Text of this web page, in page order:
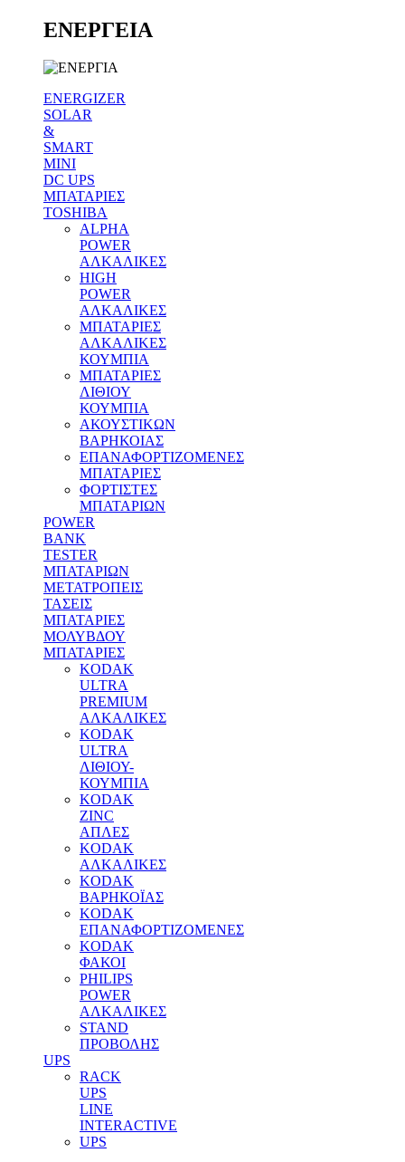
ΕΝΕΡΓΕΙΑ
ENERGIZER
SOLAR
&
SMART
MINI
DC UPS
MΠΑΤΑΡΙΕΣ
TOSHIBA
ALPHA
POWER
ΑΛΚΑΛΙΚΕΣ
HIGH
POWER
ΑΛΚΑΛΙΚΕΣ
MΠΑΤΑΡΙΕΣ
ΑΛΚΑΛΙΚΕΣ
ΚΟΥΜΠΙΑ
MΠΑΤΑΡΙΕΣ
ΛΙΘΙΟΥ
ΚΟΥΜΠΙΑ
ΑΚΟΥΣΤΙΚΩΝ
ΒΑΡΗΚΟΙΑΣ
ΕΠΑΝΑΦΟΡΤΙΖΟΜΕΝΕΣ
ΜΠΑΤΑΡΙΕΣ
ΦΟΡΤΙΣΤΕΣ
ΜΠΑΤΑΡΙΩΝ
POWER
BANK
TESTER
ΜΠΑΤΑΡΙΩΝ
ΜΕΤΑΤΡΟΠΕΙΣ
ΤΑΣΕΙΣ
ΜΠΑΤΑΡΙΕΣ
ΜΟΛΥΒΔΟΥ
MΠΑΤΑΡΙΕΣ
KODAK
ULTRA
PREMIUM
ΑΛΚΑΛΙΚΕΣ
KODAK
ULTRA
ΛΙΘΙΟΥ-
ΚΟΥΜΠΙΑ
KODAK
ZINC
ΑΠΛΕΣ
KODAK
ΑΛΚΑΛΙΚΕΣ
KODAK
ΒΑΡΗΚΟΪΑΣ
KODAK
ΕΠΑΝΑΦΟΡΤΙΖΟΜΕΝΕΣ
KODAK
ΦΑΚΟΙ
PHILIPS
POWER
ΑΛΚΑΛΙΚΕΣ
STAND
ΠΡΟΒΟΛΗΣ
UPS
RACK
UPS
LINE
INTERACTIVE
UPS